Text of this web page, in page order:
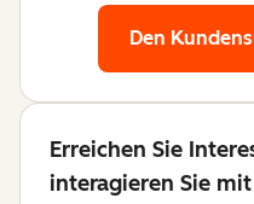
Den
Erreichen Sie
interagieren Sie